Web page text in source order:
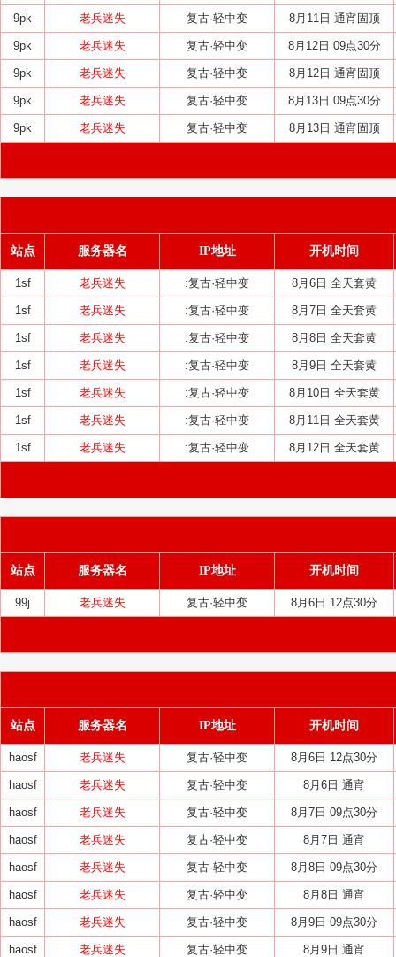
9pk 老兵迷失 复古·轻中变 8月11日 通宵固顶
9pk 老兵迷失 复古·轻中变 8月12日 09点30分
9pk 老兵迷失 复古·轻中变 8月12日 通宵固顶
9pk 老兵迷失 复古·轻中变 8月13日 09点30分
9pk 老兵迷失 复古·轻中变 8月13日 通宵固顶
站点 服务器名 IP地址 开机时间
1sf 老兵迷失 :复古·轻中变 8月6日 全天套黄
1sf 老兵迷失 :复古·轻中变 8月7日 全天套黄
1sf 老兵迷失 :复古·轻中变 8月8日 全天套黄
1sf 老兵迷失 :复古·轻中变 8月9日 全天套黄
1sf 老兵迷失 :复古·轻中变 8月10日 全天套黄
1sf 老兵迷失 :复古·轻中变 8月11日 全天套黄
1sf 老兵迷失 :复古·轻中变 8月12日 全天套黄
站点 服务器名 IP地址 开机时间
99j 老兵迷失 复古·轻中变 8月6日 12点30分
站点 服务器名 IP地址 开机时间
haosf 老兵迷失 复古·轻中变 8月6日 12点30分
haosf 老兵迷失 复古·轻中变 8月6日 通宵
haosf 老兵迷失 复古·轻中变 8月7日 09点30分
haosf 老兵迷失 复古·轻中变 8月7日 通宵
haosf 老兵迷失 复古·轻中变 8月8日 09点30分
haosf 老兵迷失 复古·轻中变 8月8日 通宵
haosf 老兵迷失 复古·轻中变 8月9日 09点30分
haosf 老兵迷失 复古·轻中变 8月9日 通宵